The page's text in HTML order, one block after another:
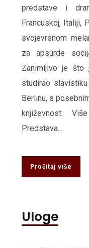
predstave i
Francuskoj, Italiji,
svojevrsnom
za apsurde
Zanimljivo je
studirao
Berlinu, s
književnost.
Predstava...
Pročitaj više
Uloge